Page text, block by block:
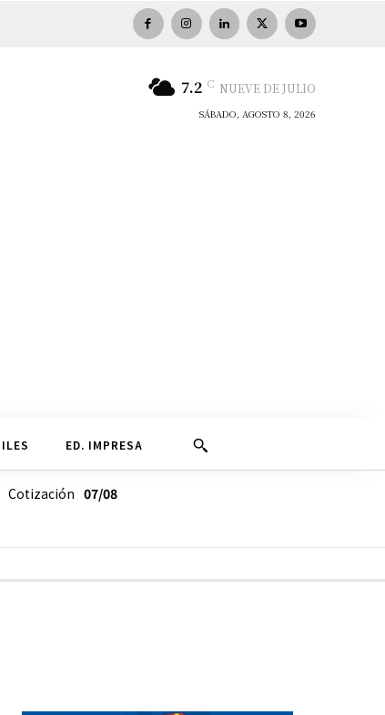
7.2 C NUEVE DE JULIO
SÁBADO, AGOSTO 8, 2026
ED. IMPRESA
07/08